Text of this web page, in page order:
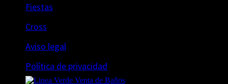
Fiestas
Cross
Aviso legal
Política de privacidad